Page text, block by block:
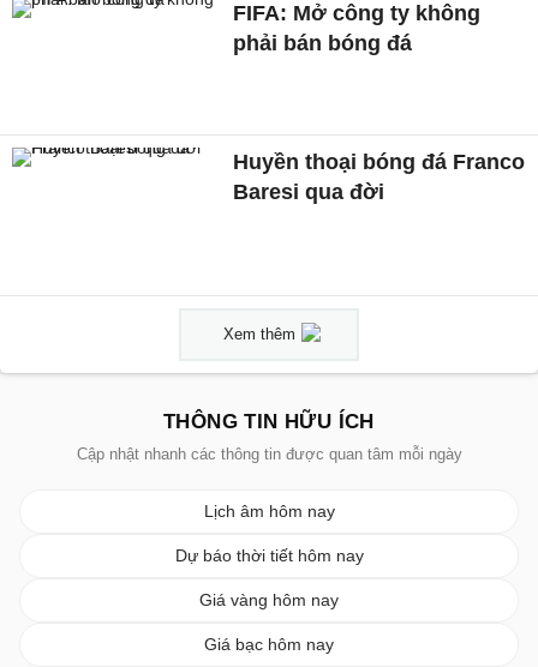
FIFA: Mở công ty không
phải bán bóng đá
Huyền thoại bóng đá Franco
Baresi qua đời
Xem thêm
THÔNG TIN HỮU ÍCH
Cập nhật nhanh các thông tin được quan tâm mỗi ngày
Lịch âm hôm nay
Dự báo thời tiết hôm nay
Giá vàng hôm nay
Giá bạc hôm nay